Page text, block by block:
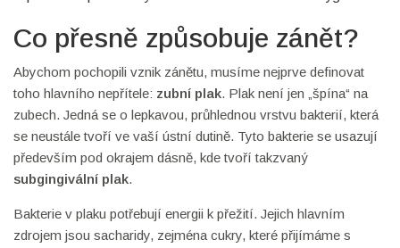
Co přesně způsobuje zánět?
Abychom pochopili vznik zánětu, musíme nejprve definovat
toho hlavního nepřítele: zubní plak. Plak není jen „špína“ na
zubech. Jedná se o lepkavou, průhlednou vrstvu bakterií, která
se neustále tvoří ve vaší ústní dutině. Tyto bakterie se usazují
především pod okrajem dásně, kde tvoří takzvaný
subgingivální plak.
Bakterie v plaku potřebují energii k přežití. Jejich hlavním
zdrojem jsou sacharidy, zejména cukry, které přijímáme s